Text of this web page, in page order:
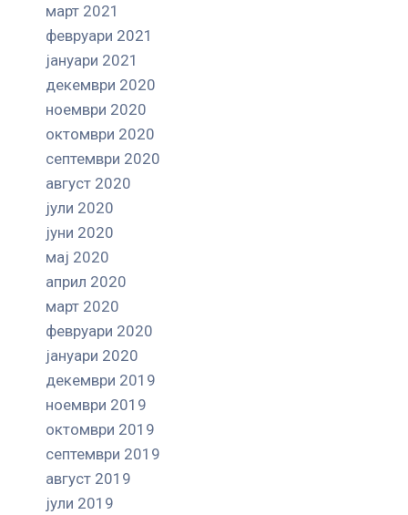
март 2021
февруари 2021
јануари 2021
декември 2020
ноември 2020
октомври 2020
септември 2020
август 2020
јули 2020
јуни 2020
мај 2020
април 2020
март 2020
февруари 2020
јануари 2020
декември 2019
ноември 2019
октомври 2019
септември 2019
август 2019
јули 2019